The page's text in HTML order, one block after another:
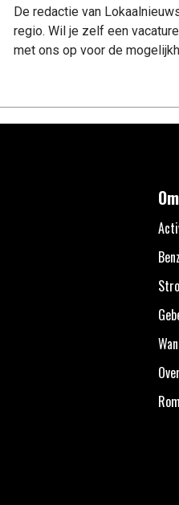
De redactie van
regio. Wil je zelf een
met ons op voor de